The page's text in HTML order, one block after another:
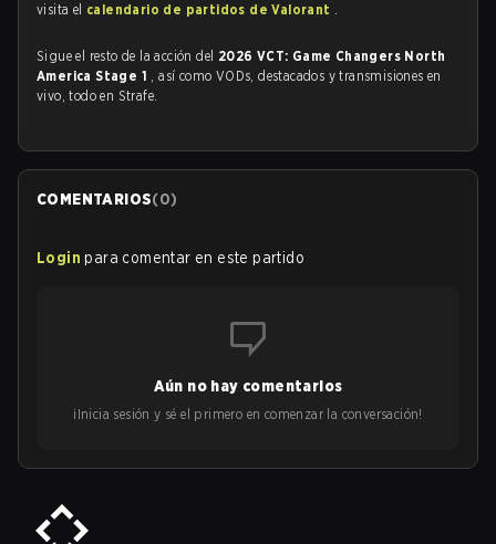
visita el calendario de partidos de Valorant .
Sigue el resto de la acción del 2026 VCT: Game Changers North
America Stage 1 , así como VODs, destacados y transmisiones en
vivo, todo en Strafe.
COMENTARIOS(0)
Login para comentar en este partido
Aún no hay comentarios
¡Inicia sesión y sé el primero en comenzar la conversación!